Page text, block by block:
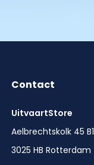
Contact
UitvaartStore
Aelbrechtskolk 45 B1
3025 HB Rotterdam